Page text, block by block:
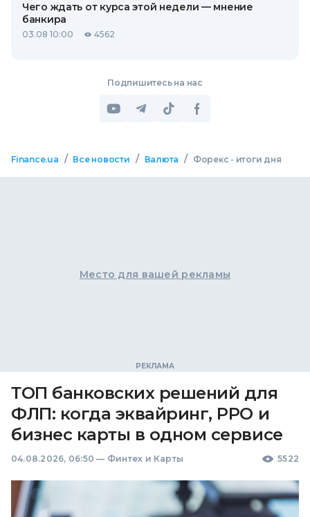
Чего ждать от курса этой недели — мнение
банкира
03.08 10:00 4562
Подпишитесь на нас
Finance.ua / Все новости / Валюта / Форекс - итоги дня
Место для вашей рекламы
ТОП банковских решений для
ФЛП: когда эквайринг, РРО и
бизнес карты в одном сервисе
04.08.2026, 06:50 — Финтех и Карты 5522